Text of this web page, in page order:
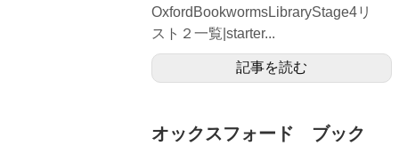
OxfordBookwormsLibraryStage4リ
スト２一覧|starter...
記事を読む
オックスフォード ブック